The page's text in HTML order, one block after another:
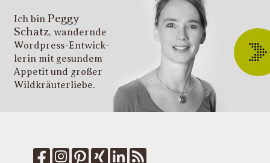
Ich bin Peggy
Schatz, wandernde
Wordpress-Entwick­
lerin mit gesundem
Appetit und großer
Wildkräuter­liebe.